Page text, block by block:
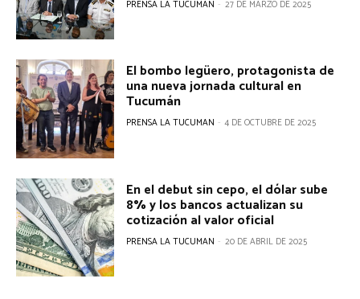
PRENSA LA TUCUMAN - 27 DE MARZO DE 2025
El bombo legüero, protagonista de
una nueva jornada cultural en
Tucumán
PRENSA LA TUCUMAN - 4 DE OCTUBRE DE 2025
En el debut sin cepo, el dólar sube
8% y los bancos actualizan su
cotización al valor oficial
PRENSA LA TUCUMAN - 20 DE ABRIL DE 2025